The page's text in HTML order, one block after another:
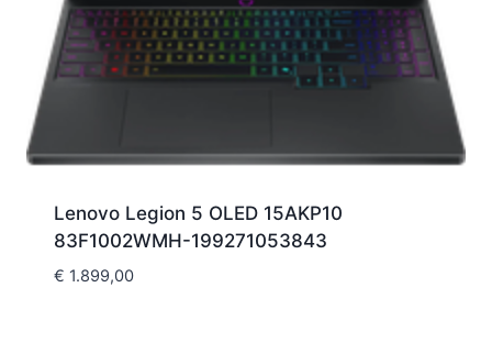
Lenovo Legion 5 OLED 15AKP10
83F1002WMH-199271053843
€ 1.899,00